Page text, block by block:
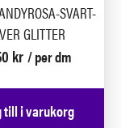
SVART-
GLITTER
kr / per dm
till i varukorg